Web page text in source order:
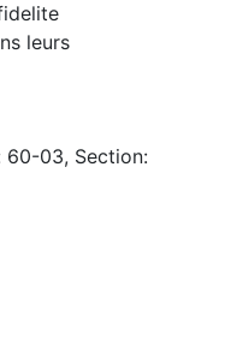
leurs
60-03, Section: